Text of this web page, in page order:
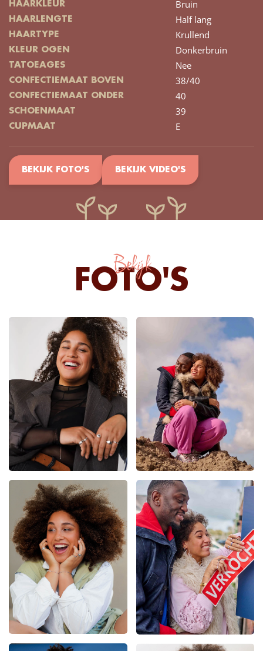
HAARKLEUR Bruin
HAARLENGTE Half lang
HAARTYPE Krullend
KLEUR OGEN Donkerbruin
TATOEAGES Nee
CONFECTIEMAAT BOVEN 38/40
CONFECTIEMAAT ONDER 40
SCHOENMAAT 39
CUPMAAT E
BEKIJK FOTO'S BEKIJK VIDEO'S
Bekijk
FOTO'S